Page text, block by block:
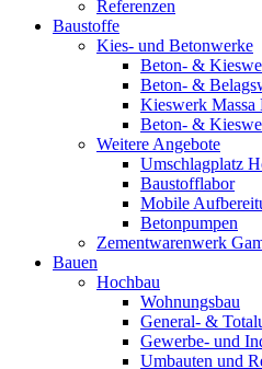
Referenzen
Baustoffe
Kies- und Betonwerke
Beton- &
Beton- &
Kieswerk Massa
Beton- &
Weitere Angebote
Umschlagplatz
Baustofflabor
Mobile
Betonpumpen
Zementwarenwerk
Bauen
Hochbau
Wohnungsbau
General- &
Gewerbe- und
Umbauten und